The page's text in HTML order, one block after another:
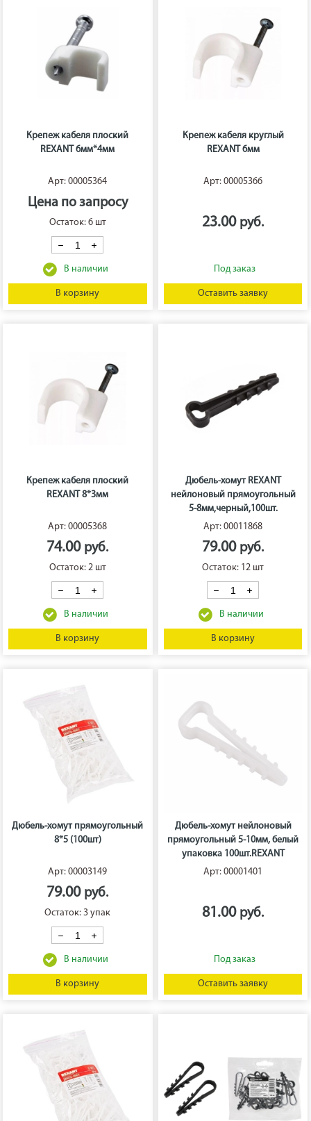
Крепеж кабеля плоский
REXANT 6мм*4мм
Арт: 00005364
Цена по запросу
Остаток: 6 шт
В корзину
Крепеж кабеля круглый
REXANT 6мм
Арт: 00005366
23.00
Оставить заявку
Крепеж кабеля плоский
REXANT 8*3мм
Арт: 00005368
74.00
Остаток: 2 шт
В корзину
Дюбель-хомут REXANT
нейлоновый прямоугольный
5-8мм,черный,100шт.
Арт: 00011868
79.00
Остаток: 12 шт
В корзину
Дюбель-хомут прямоугольный
8*5 (100шт)
Арт: 00003149
79.00
Остаток: 3 упак
В корзину
Дюбель-хомут нейлоновый
прямоугольный 5-10мм, белый
упаковка 100шт.REXANT
Арт: 00001401
81.00
Оставить заявку